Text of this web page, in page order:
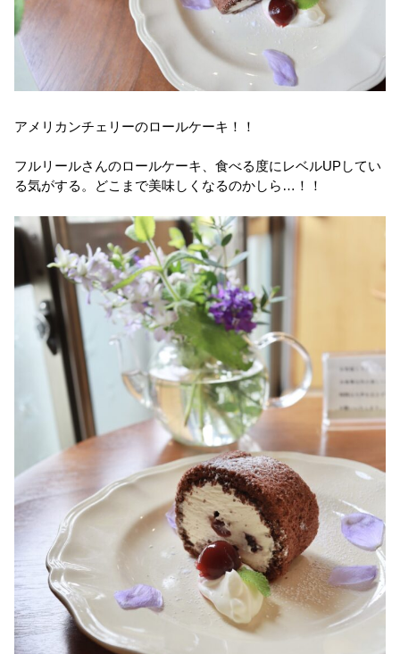
アメリカンチェリーのロールケーキ！！
フルリールさんのロールケーキ、食べる度にレベルUPしてい
る気がする。どこまで美味しくなるのかしら…！！